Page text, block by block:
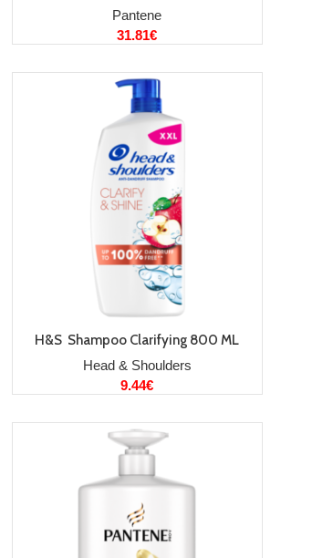
Pantene
31.81€
LISA KORVI
H&S Shampoo Clarifying 800 ML
Head & Shoulders
9.44€